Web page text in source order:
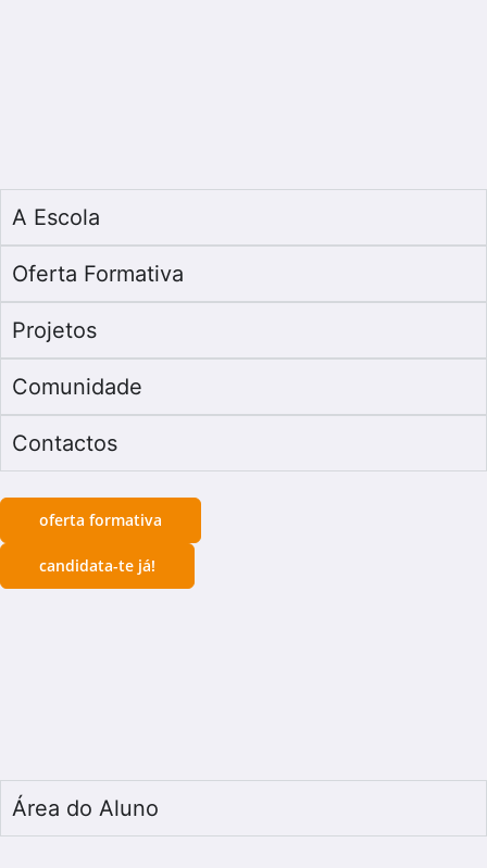
A Escola
Oferta Formativa
Projetos
Comunidade
Contactos
oferta formativa
candidata-te já!
Área do Aluno